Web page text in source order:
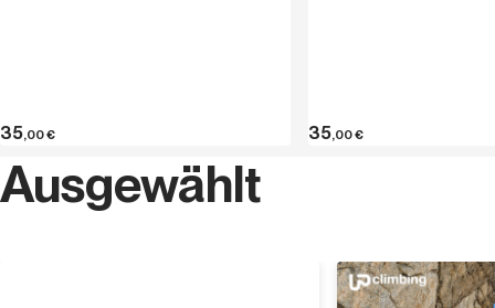
35,00€ 35,00€
Ausgewählt